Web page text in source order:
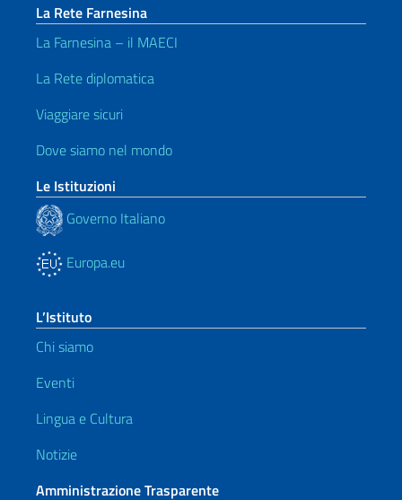
La Rete Farnesina
La Farnesina – il MAECI
La Rete diplomatica
Viaggiare sicuri
Dove siamo nel mondo
Le Istituzioni
Governo Italiano
Europa.eu
L’Istituto
Chi siamo
Eventi
Lingua e Cultura
Notizie
Amministrazione Trasparente